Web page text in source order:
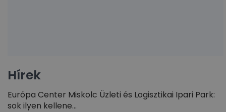
Hírek
Európa Center Miskolc Üzleti és Logisztikai Ipari Park:
sok ilyen kellene…